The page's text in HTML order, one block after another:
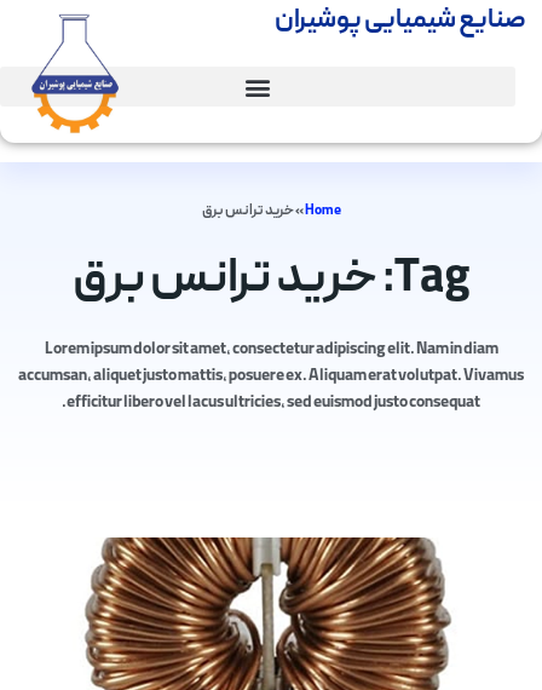
صنایع شیمیایی پوشیران
Home
»خرید ترانس برق
Tag: خرید ترانس برق
Lorem ipsum dolor sit amet, consectetur adipiscing elit. Nam in diam
accumsan, aliquet justo mattis, posuere ex. Aliquam erat volutpat. Vivamus
efficitur libero vel lacus ultricies, sed euismod justo consequat.